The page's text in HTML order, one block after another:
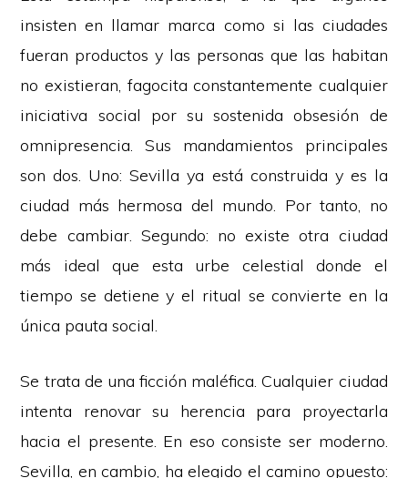
insisten en llamar marca como si las ciudades
fueran productos y las personas que las habitan
no existieran, fagocita constantemente cualquier
iniciativa social por su sostenida obsesión de
omnipresencia. Sus mandamientos principales
son dos. Uno: Sevilla ya está construida y es la
ciudad más hermosa del mundo. Por tanto, no
debe cambiar. Segundo: no existe otra ciudad
más ideal que esta urbe celestial donde el
tiempo se detiene y el ritual se convierte en la
única pauta social.
Se trata de una ficción maléfica. Cualquier ciudad
intenta renovar su herencia para proyectarla
hacia el presente. En eso consiste ser moderno.
Sevilla, en cambio, ha elegido el camino opuesto: